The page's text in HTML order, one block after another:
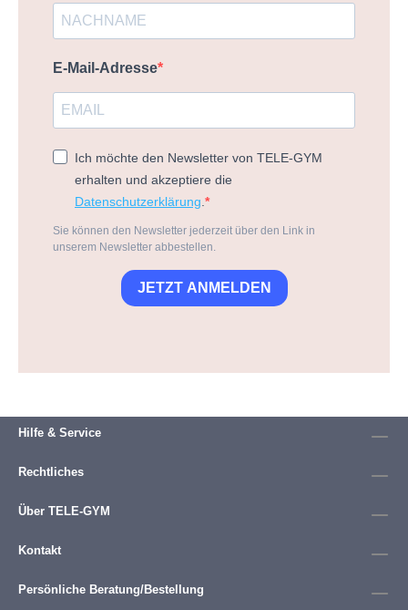
E-Mail-Adresse
Ich möchte den Newsletter von TELE-GYM
erhalten und akzeptiere die
Datenschutzerklärung
Sie können den Newsletter jederzeit über den Link in
unserem Newsletter abbestellen.
JETZT ANMELDEN
Hilfe & Service
Rechtliches
Über TELE-GYM
Kontakt
Persönliche Beratung/Bestellung